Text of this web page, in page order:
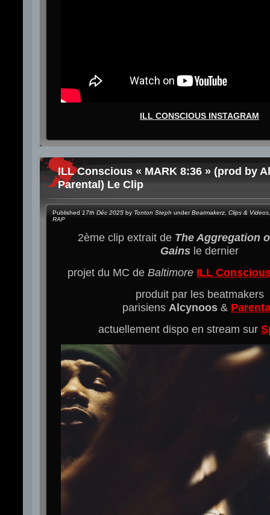
ILL CONSCIOUS INSTAGRAM
ILL Conscious « MARK 8:36 » (prod by
Parental) Le Clip
Published 17th Déc 2025 by Tonton Steph underBeatmakerz Clips & Videos
RAP
2ème clip extrait de The Aggregation
Gains le dernier
projet du MC de Baltimore ILL
produit par les beatmakers
parisiens Alcynoos &
actuellement dispo en stream sur